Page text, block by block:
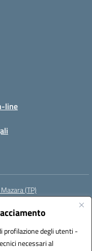
profilazione degli utenti -
necessari al
line
(TP)